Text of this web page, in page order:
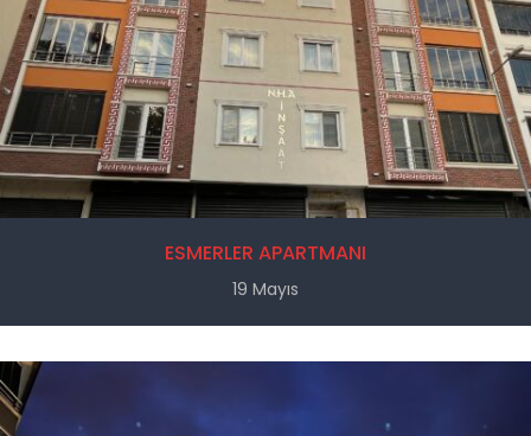
ESMERLER APARTMANI
19 Mayıs